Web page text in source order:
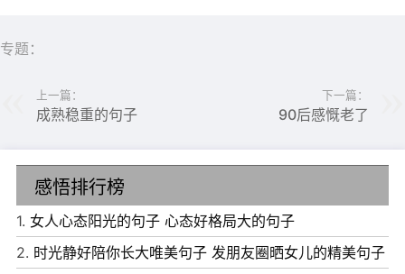
6、生如逆旅单行道，哪有岁月可头。
在一个高度上，不必互相说服。
边却又不做任何努力和改变。
9、人生难得几回搏，此时不搏何时搏。
10、第一个青春是上帝给的，第二个青春是靠自己努力的。
专题：
上一篇：
成熟稳重的句子
下一篇：
90后感慨老了
感悟排行榜
1. 女人心态阳光的句子 心态好格局大的句子
2. 时光静好陪你长大唯美句子 发朋友圈晒女儿的精美句子